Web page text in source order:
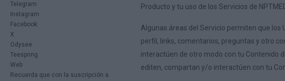
Telegram
Instagram
Facebook
X
Odysee
Teespring
Web
Recuerda que con la suscripción a
Producto y tu uso de los Servicios de
Algunas áreas del Servicio permiten que
perfil, links, comentarios, preguntas y otro
interactúen de otro modo con tu Contenido
editen, compartan y/o interactúen con tu